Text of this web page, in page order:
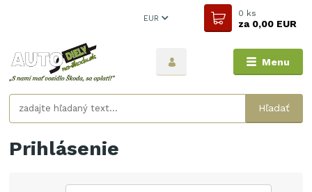
Menu
EUR
Hľadať
0 ks
za0,00 EUR
Prihlásenie